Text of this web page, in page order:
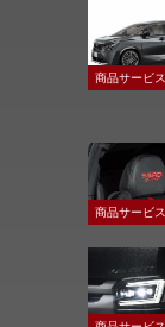
商品サービス
商品サービス